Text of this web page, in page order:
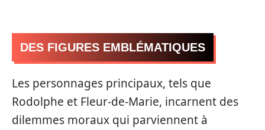
DES FIGURES EMBLÉMATIQUES
Les personnages principaux, tels que
Rodolphe et Fleur-de-Marie, incarnent des
dilemmes moraux qui parviennent à